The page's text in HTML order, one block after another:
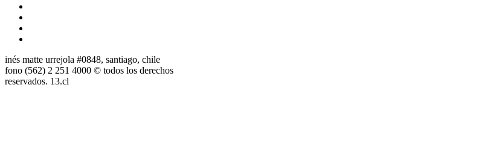
inés matte urrejola #0848, santiago, chile
fono (562) 2 251 4000 © todos los derechos
reservados. 13.cl